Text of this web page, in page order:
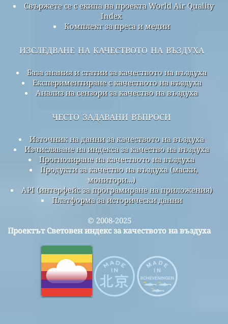
Свържете се с екипа на проекта World Air Quality
Index
Комплект за преса и медии
изследване на качеството на въздуха
База знания и статии за качеството на въздуха
Експериментиране с качеството на въздуха
Анализ на сензори за качество на въздуха
често задавани въпроси
Източник на данни за качеството на въздуха
Изчисляване на индекса за качество на въздуха
Прогнозиране на качеството на въздуха
Продукти за качество на въздуха (маски,
монитори...)
API (интерфейс за програмиране на приложения)
Платформа за исторически данни
© 2008-2025
Проектът Световен индекс за качеството на въздуха